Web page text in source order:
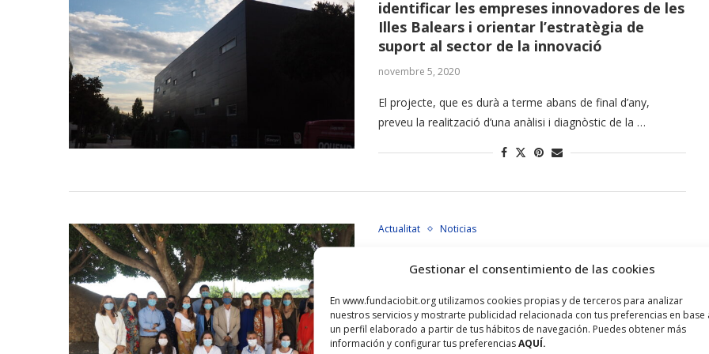
Gestionar el consentimiento de las cookies
En www.fundaciobit.org utilizamos cookies propias y de terceros para analizar
nuestros servicios y mostrarte publicidad relacionada con tus preferencias en base
un perfil elaborado a partir de tus hábitos de navegación. Puedes obtener más
información y configurar tus preferenciasAQUÍ.
identificar les empreses innovadores de les
Illes Balears i orientar l’estratègia de
suport al sector de la innovació
novembre 5, 2020
El projecte, que es durà a terme abans de final d’any,
preveu la realització d’una anàlisi i diagnòstic de la …
Actualitat Noticias
lliurament dels segells AENOR de Pime
Innovadora i Jove Empresa Innovadora
juliol 9, 2020
Set empreses de les Illes Balears han rebut la certificació